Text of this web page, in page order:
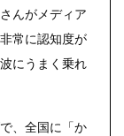
んがメディア
常に認知度が
にうまく乗れ
、全国に「か